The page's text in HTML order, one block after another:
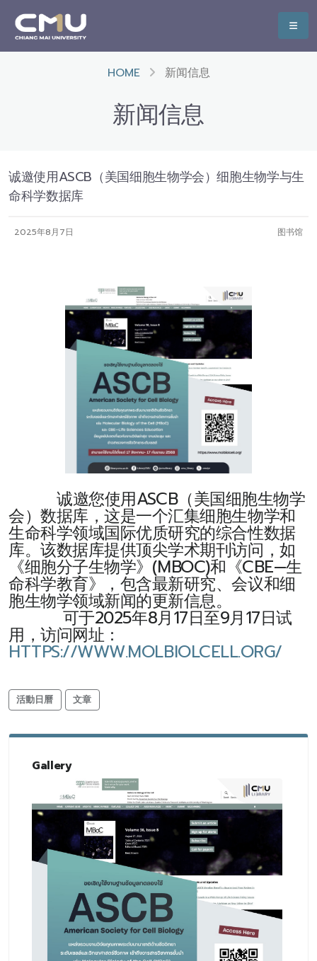
HOME 新闻信息
新闻信息
诚邀使用ASCB（美国细胞生物学会）细胞生物学与生
命科学数据库
2025年8月7日 图书馆
诚邀您使用ASCB（美国细胞生物学
会）数据库，这是一个汇集细胞生物学和
生命科学领域国际优质研究的综合性数据
库。该数据库提供顶尖学术期刊访问，如
《细胞分子生物学》(MBOC)和《CBE—生
命科学教育》，包含最新研究、会议和细
胞生物学领域新闻的更新信息。
可于2025年8月17日至9月17日试
用，访问网址：
HTTPS://WWW.MOLBIOLCELL.ORG/
活動日曆 文章
Gallery